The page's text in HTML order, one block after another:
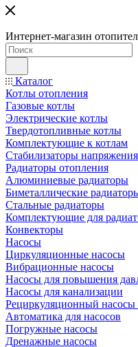
Интернет-магазин
Каталог
Котлы отопления
Газовые котлы
Электрические котлы
Твердотопливные котлы
Комплектующие к котлам
Стабилизаторы
Радиаторы отопления
Алюминиевые радиаторы
Биметаллические
Стальные радиаторы
Комплектующие для
Конвекторы
Насосы
Циркуляционные насосы
Вибрационные насосы
Насосы для повышения
Насосы для канализации
Рециркуляционный
Автоматика для насосов
Погружные насосы
Дренажные насосы